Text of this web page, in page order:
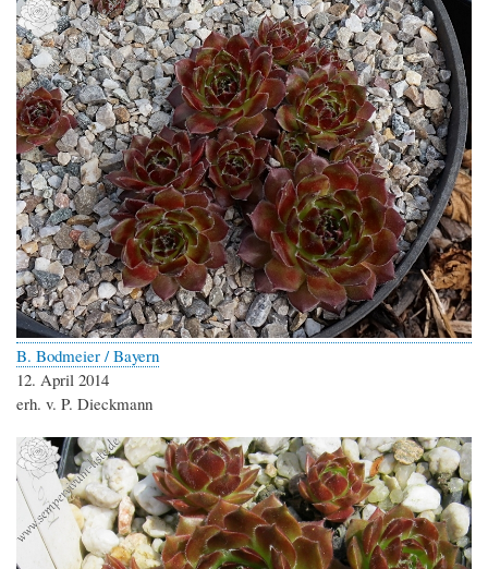
B. Bodmeier / Bayern
12. April 2014
erh. v. P. Dieckmann